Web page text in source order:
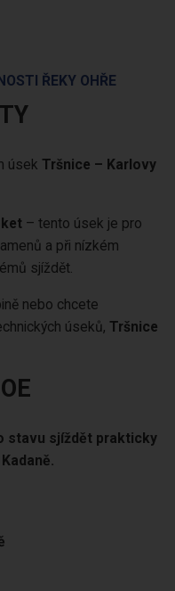
ŘEKY OHŘE
úsek Tršnice – Karlovy
– tento úsek je pro
a při nízkém
sjíždět.
nebo chcete
úseků, Tršnice
stavu sjíždět prakticky